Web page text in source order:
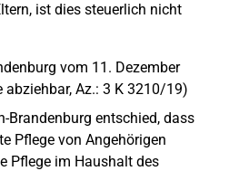
ist dies steuerlich nicht
vom 11. Dezember
Az.: 3 K 3210/19)
Brandenburg entschied, dass
Pflege von Angehörigen
Pflege im Haushalt des